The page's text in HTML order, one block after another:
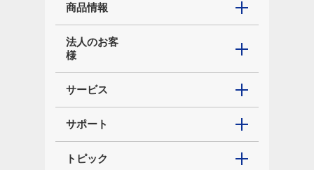
商品情報
法人のお客
様
サービス
サポート
トピック